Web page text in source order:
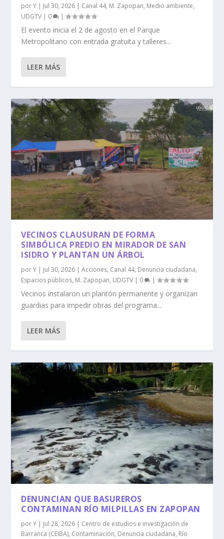
porY | Jul 30, 2026 | Canal 44, M. Zapopan, Medio ambiente,
UDGTV | 0 |
El evento inicia el 2 de agosto en el Parque
Metropolitano con entrada gratuita y talleres...
LEER MÁS
VECINOS CLAUSURAN DE FORMA
SIMBÓLICA PREDIO EN MIRADOR DE SAN
ISIDRO Y PLANTAN UN ÁRBOL
porY Jul 30, 2026 |Acciones, Canal 44, Denuncia ciudadana,
Espacios públicos, M. Zapopan, UDGTV 0 |
Vecinos instalaron un plantón permanente y organizan
guardias para impedir obras del programa...
LEER MÁS
DENUNCIAN QUE BASUREROS
CONTAMINAN RÍO MILPILLAS EN ZAPOPAN
porY | Jul 28, 2026 | Centro de estudios e investigación de
Barranca (CEIBA), Contaminación, Denuncia ciudadana, Río